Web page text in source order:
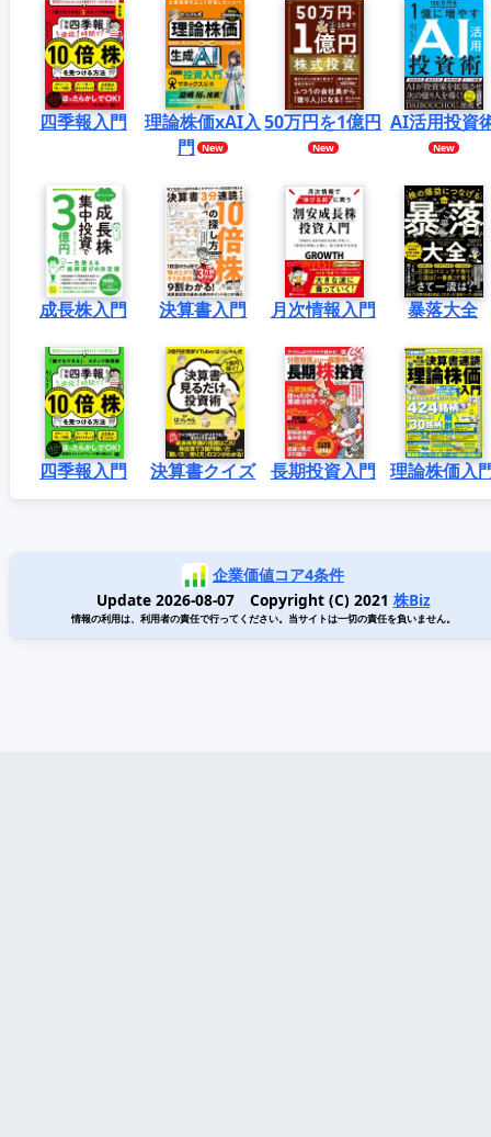
四季報入門
理論株価xAI入
門
50万円を1億円 AI活用投資
成長株入門 決算書入門 月次情報入門 暴落大全
四季報入門 決算書クイズ 長期投資入門 理論株価入
企業価値コア4条件
Update 2026-08-07 Copyright (C) 2021 株Biz
情報の利用は、利用者の責任で行ってください。当サイトは一切の責任を負いません。